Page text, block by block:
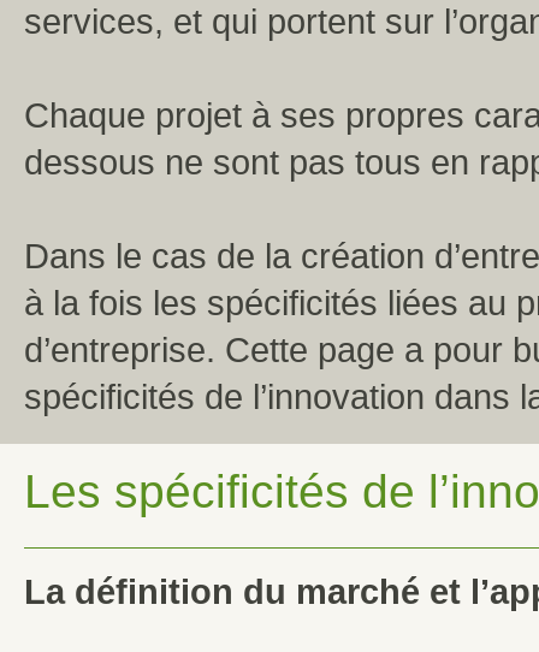
services, et qui portent sur
Chaque projet à ses propres
dessous ne sont pas tous en
Dans le cas de la création
à la fois les spécificités liées au
d’entreprise. Cette page a pour
spécificités de l’innovation dans
Les spécificités de
La définition du marché et